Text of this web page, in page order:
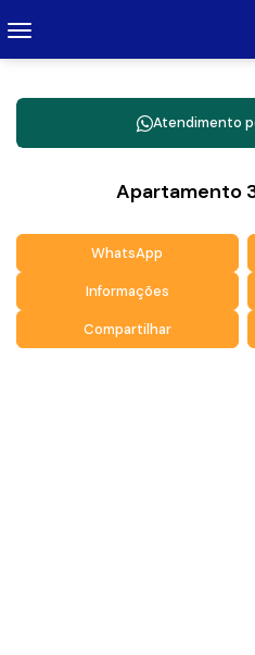
Atendimento
Apartamento
WhatsApp
Informações
Compartilhar